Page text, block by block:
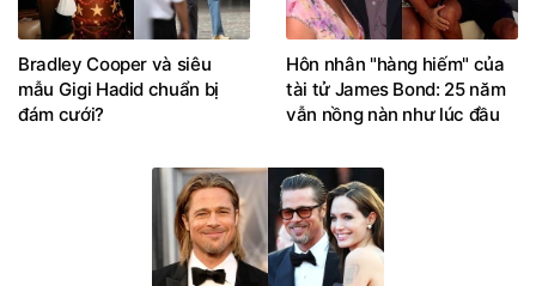
Bradley Cooper và siêu
mẫu Gigi Hadid chuẩn bị
đám cưới?
Hôn nhân "hàng hiếm" của
tài tử James Bond: 25 năm
vẫn nồng nàn như lúc đầu